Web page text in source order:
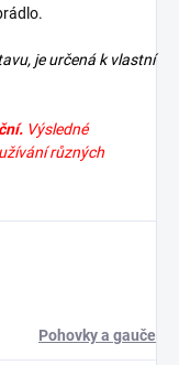
je určená k vlastní
Výsledné
různých
Pohovky a gauče